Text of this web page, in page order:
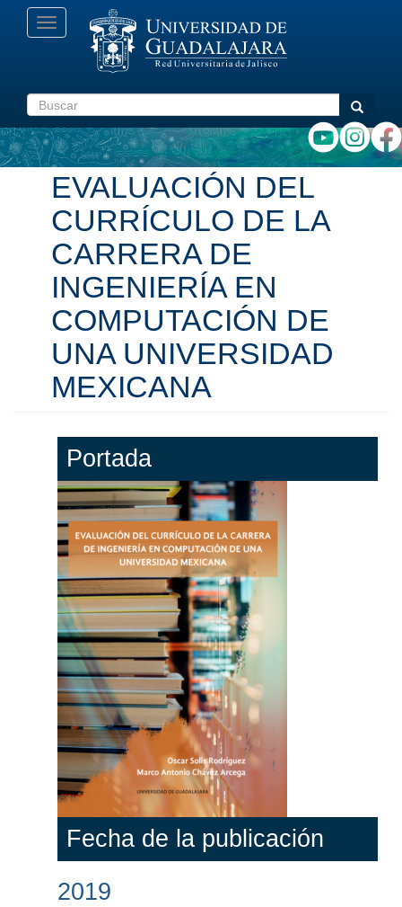
Pasar
Toggle
navigation
Buscar Buscar
EVALUACIÓN DEL
CURRÍCULO DE LA
CARRERA DE
INGENIERÍA EN
COMPUTACIÓN DE
UNA UNIVERSIDAD
MEXICANA
Portada
Fecha de la publicación
2019